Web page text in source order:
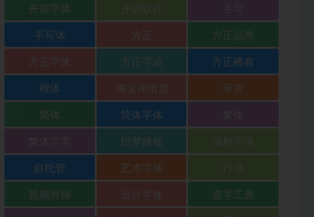
开源字体
手写体 方正品尚
方正字迹 方正稀有
楷体 等宽
简体 简体字体
织梦模板
自托管 艺术字体
视频剪辑 造字工房